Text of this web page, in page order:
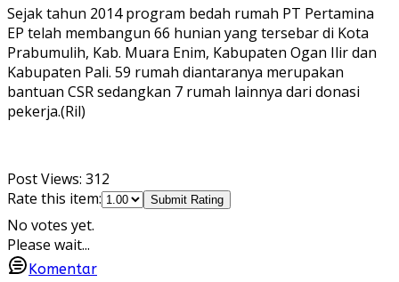
Sejak tahun 2014 program bedah rumah PT Pertamina
EP telah membangun 66 hunian yang tersebar di Kota
Prabumulih, Kab. Muara Enim, Kabupaten Ogan Ilir dan
Kabupaten Pali. 59 rumah diantaranya merupakan
bantuan CSR sedangkan 7 rumah lainnya dari donasi
pekerja.(Ril)
Post Views: 312
Rate this item:
Submit Rating
No votes yet.
Please wait...
Komentar